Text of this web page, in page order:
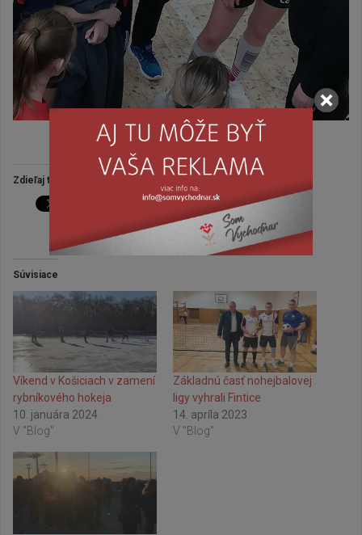
dig
Zdieľaj tento článok:
Viac
Súvisiace
Víkend v Košiciach v zamení
rybníkového hokeja
10. januára 2024
V "Blog"
Základnú časť nohejbalovej
ligy vyhrali Fintice
14. apríla 2023
V "Blog"